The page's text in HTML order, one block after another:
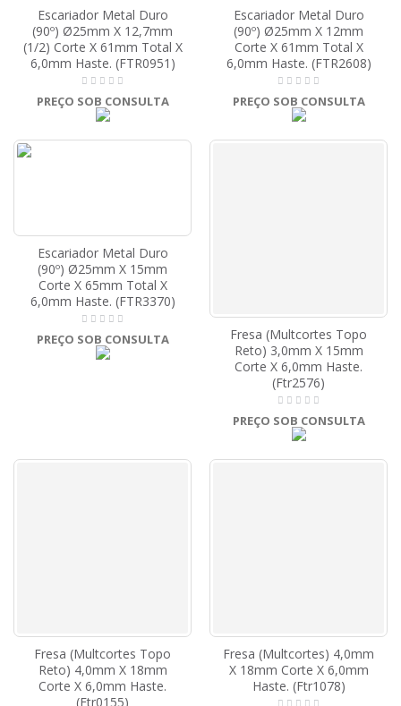
Escariador Metal Duro
(90º) Ø25mm X 12,7mm
(1/2) Corte X 61mm Total X
6,0mm Haste. (FTR0951)
PREÇO SOB CONSULTA
Escariador Metal Duro
(90º) Ø25mm X 12mm
Corte X 61mm Total X
6,0mm Haste. (FTR2608)
PREÇO SOB CONSULTA
Escariador Metal Duro
(90º) Ø25mm X 15mm
Corte X 65mm Total X
6,0mm Haste. (FTR3370)
PREÇO SOB CONSULTA
Fresa (Multcortes Topo
Reto) 3,0mm X 15mm
Corte X 6,0mm Haste.
(Ftr2576)
PREÇO SOB CONSULTA
Fresa (Multcortes Topo
Reto) 4,0mm X 18mm
Corte X 6,0mm Haste.
(Ftr0155)
Fresa (Multcortes) 4,0mm
X 18mm Corte X 6,0mm
Haste. (Ftr1078)